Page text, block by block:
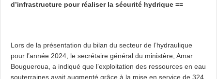
d’infrastructure pour réaliser la sécurité hydrique ==
Lors de la présentation du bilan du secteur de l’hydraulique
pour l’année 2024, le secrétaire général du ministère, Amar
Bougueroua, a indiqué que l’exploitation des ressources en eau
souterraines avait augmenté grâce à la mise en service de 324